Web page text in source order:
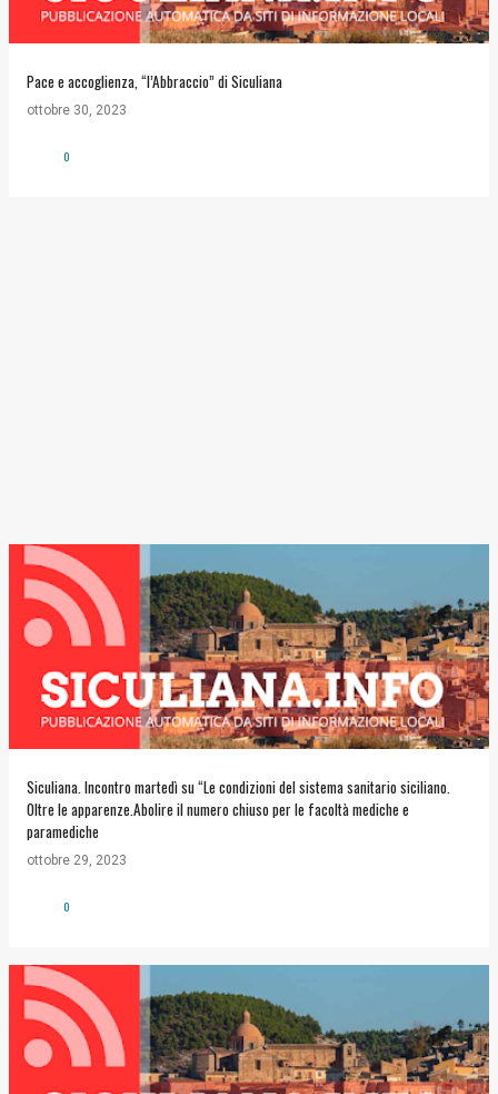
Pace e accoglienza, “l’Abbraccio” di Siculiana
ottobre 30, 2023
0
Siculiana. Incontro martedì su “Le condizioni del sistema sanitario siciliano.
Oltre le apparenze.Abolire il numero chiuso per le facoltà mediche e
paramediche
ottobre 29, 2023
0